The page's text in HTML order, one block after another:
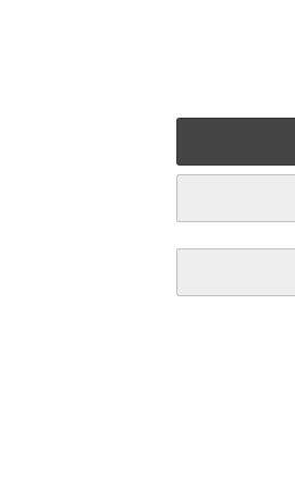
keine Grenzen
Sonja Rebernik-Heidegger, 2022